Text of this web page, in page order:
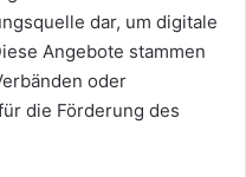
dar, um digitale
Angebote stammen
oder
die Förderung des